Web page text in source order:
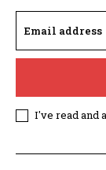
I've read and